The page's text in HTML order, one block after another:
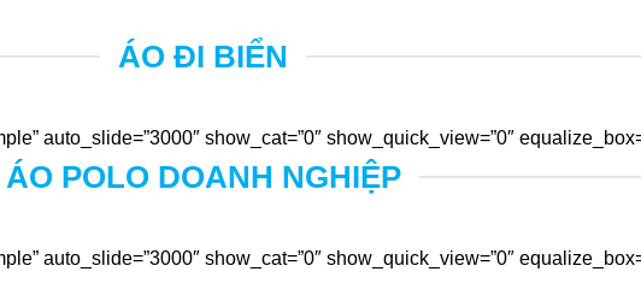
ÁO ĐI BIỂN
auto_slide=”3000″ show_cat=”0″ show_quick_view=”0″
ÁO POLO DOANH NGHIỆP
auto_slide=”3000″ show_cat=”0″ show_quick_view=”0″